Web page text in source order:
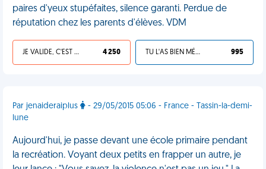
paires d'yeux stupéfaites, silence garanti. Perdue de
réputation chez les parents d'élèves. VDM
JE VALIDE, C'EST UNE VDM 4 250 TU L'AS BIEN MÉRITÉ 995
Par jenaideraiplus
- 29/05/2015 05:06 - France - Tassin-la-demi-
lune
Aujourd'hui, je passe devant une école primaire pendant
la recréation. Voyant deux petits en frapper un autre, je